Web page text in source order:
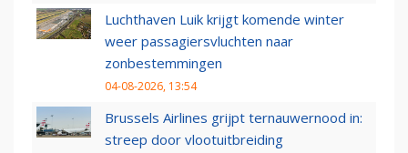
Luchthaven Luik krijgt komende winter
weer passagiersvluchten naar
zonbestemmingen
04-08-2026, 13:54
Brussels Airlines grijpt ternauwernood in:
streep door vlootuitbreiding